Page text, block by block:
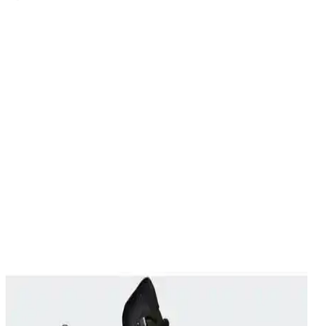
REI'nin çeşitli sırt çantalarında %30 indirimle sunulan Trail,
Ruckpack ve Flash serileri, dayanıklılık ve fonksiyonellik açısından
detaylı inceleniyor. Kullanıcı deneyimleri ve karşılaşılan sorunlar ele